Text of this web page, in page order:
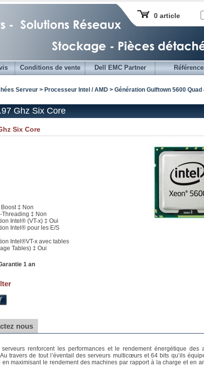
0 article
Conditions de vente Dell EMC Partner
Serveur > Processeur Intel / AMD > Génération Gulftown 5600 Quad
Ghz Six Core
Six Core
‡ Non
‡ Non
Intel® (VT-x) ‡ Oui
Intel® pour les E/S
Intel®VT-x avec tables
Tables) ‡ Oui
1 an
nous
renforcent les performances et le rendement énergétique des
travers de tout l’éventail des serveurs multicœurs et 64 bits qu’ils
en maximisant le rendement des machines par rapport à la charge et en